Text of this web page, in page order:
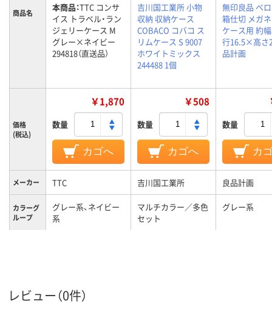
商品名 本商品：TTC コンサ
イス トラベル・ラン
ジェリーケース M
グレー×ネイビー
294818（直送品）
吉川国工業所 小物
収納 収納ケース
COBACO コバコ ス
リムケース S 9007
ホワイトミックス
244488 1個
無印良品 ベ
箱仕切 メガネ
ケース用 約
行16.5×高さ
品計画
価格
(税込)
￥1,870
数量
カゴへ
￥508
数量
カゴへ
数量
カ
メーカー TTC 吉川国工業所 良品計画
カラーグ
ループ
グレー系、ネイビー
系
マルチカラー／多色
セット
グレー系
レビュー（0件）